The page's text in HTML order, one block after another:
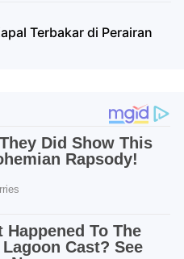
Terbakar di Perairan